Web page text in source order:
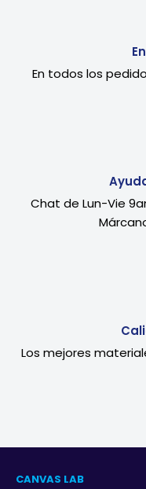
En todos los
Chat de Lun-Vie
Los mejores
CANVAS LAB